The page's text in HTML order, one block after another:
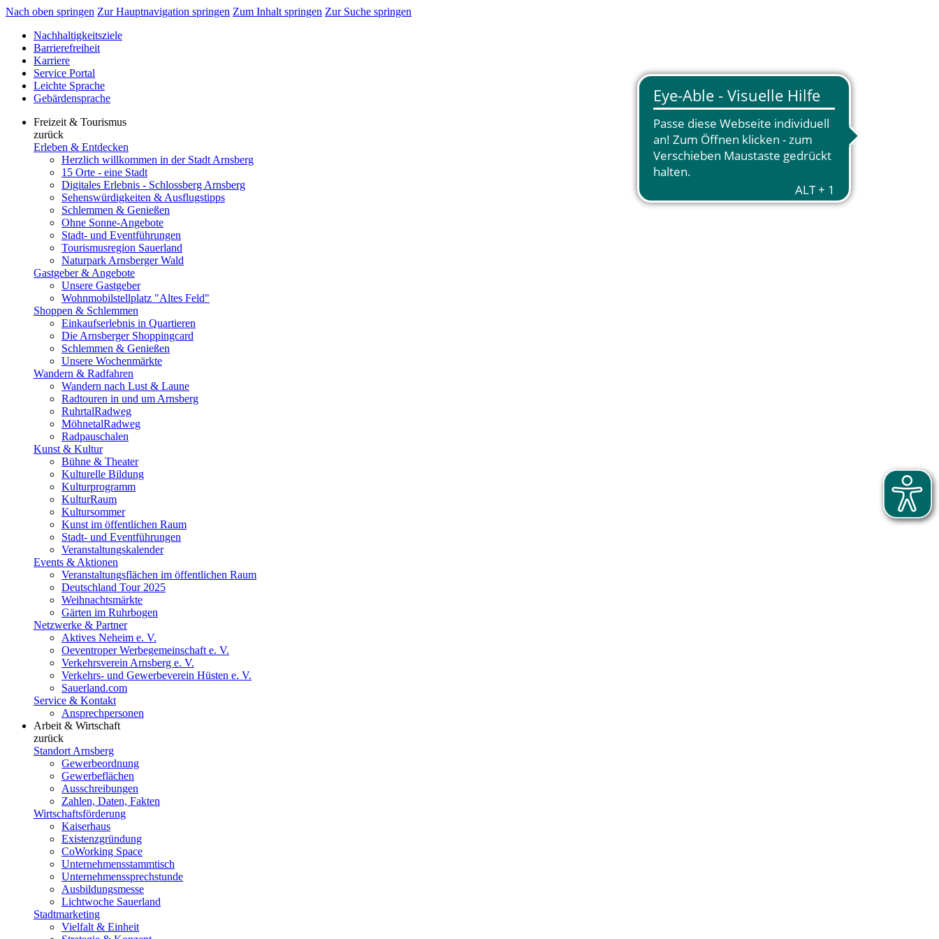
Nach oben springen Zur Hauptnavigation springen Zum Inhalt springen Zur Suche springen
Nachhaltigkeitsziele
Barrierefreiheit
Karriere
Service Portal
Leichte Sprache
Gebärdensprache
Freizeit & Tourismus
zurück
Erleben & Entdecken
Herzlich willkommen in der Stadt Arnsberg
15 Orte - eine Stadt
Digitales Erlebnis - Schlossberg Arnsberg
Sehenswürdigkeiten & Ausflugstipps
Schlemmen & Genießen
Ohne Sonne-Angebote
Stadt- und Eventführungen
Tourismusregion Sauerland
Naturpark Arnsberger Wald
Gastgeber & Angebote
Unsere Gastgeber
Wohnmobilstellplatz "Altes Feld"
Shoppen & Schlemmen
Einkaufserlebnis in Quartieren
Die Arnsberger Shoppingcard
Schlemmen & Genießen
Unsere Wochenmärkte
Wandern & Radfahren
Wandern nach Lust & Laune
Radtouren in und um Arnsberg
RuhrtalRadweg
MöhnetalRadweg
Radpauschalen
Kunst & Kultur
Bühne & Theater
Kulturelle Bildung
Kulturprogramm
KulturRaum
Kultursommer
Kunst im öffentlichen Raum
Stadt- und Eventführungen
Veranstaltungskalender
Events & Aktionen
Veranstaltungsflächen im öffentlichen Raum
Deutschland Tour 2025
Weihnachtsmärkte
Gärten im Ruhrbogen
Netzwerke & Partner
Aktives Neheim e. V.
Oeventroper Werbegemeinschaft e. V.
Verkehrsverein Arnsberg e. V.
Verkehrs- und Gewerbeverein Hüsten e. V.
Sauerland.com
Service & Kontakt
Ansprechpersonen
Arbeit & Wirtschaft
zurück
Standort Arnsberg
Gewerbeordnung
Gewerbeflächen
Ausschreibungen
Zahlen, Daten, Fakten
Wirtschaftsförderung
Kaiserhaus
Existenzgründung
CoWorking Space
Unternehmensstammtisch
Unternehmenssprechstunde
Ausbildungsmesse
Lichtwoche Sauerland
Stadtmarketing
Vielfalt & Einheit